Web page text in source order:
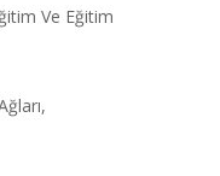
Ve Eğitim